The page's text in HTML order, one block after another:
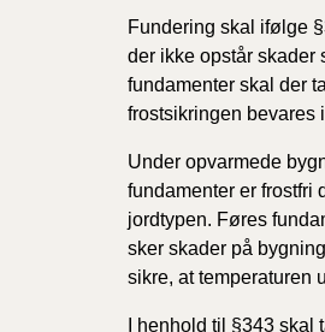
Fundering skal ifølge
der ikke opstår
fundamenter skal der
frostsikringen bevares
Under opvarmede
fundamenter er frostfri
jordtypen. Føres
sker skader på
sikre, at temperaturen
I henhold til §343